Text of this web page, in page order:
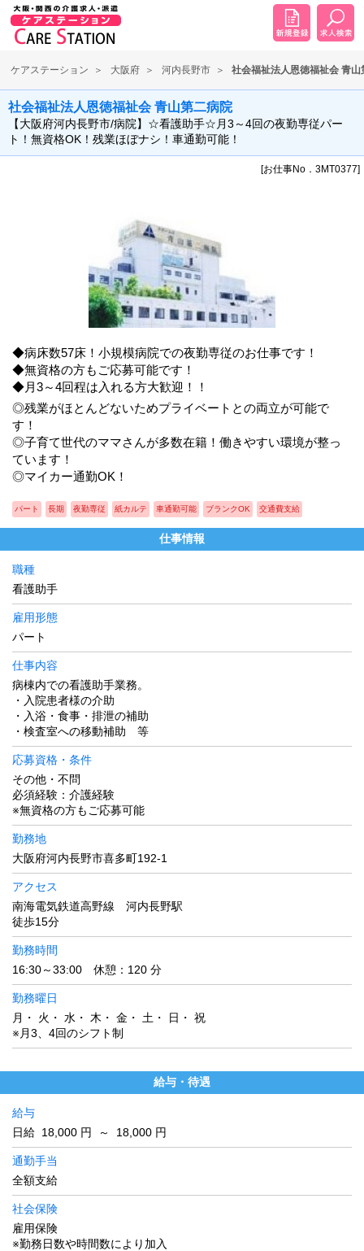
ケアステーション 大阪府 河内長野市 社会福祉法人恩徳福祉会 青山
社会福祉法人恩徳福祉会 青山第二病院
【大阪府河内長野市/病院】☆看護助手☆月3～4回の夜勤専従パー
ト！無資格OK！残業ほぼナシ！車通勤可能！
[お仕事No．3MT0377]
◆病床数57床！小規模病院での夜勤専従のお仕事です！
◆無資格の方もご応募可能です！
◆月3～4回程は入れる方大歓迎！！
◎残業がほとんどないためプライベートとの両立が可能で
す！
◎子育て世代のママさんが多数在籍！働きやすい環境が整っ
ています！
◎マイカー通勤OK！
パート 長期 夜勤専従 紙カルテ 車通勤可能 ブランクOK 交通費支給
仕事情報
職種
看護助手
雇用形態
パート
仕事内容
病棟内での看護助手業務。
・入院患者様の介助
・入浴・食事・排泄の補助
・検査室への移動補助 等
応募資格・条件
その他・不問
必須経験：介護経験
※無資格の方もご応募可能
勤務地
大阪府河内長野市喜多町192-1
アクセス
南海電気鉄道高野線 河内長野駅
徒歩15分
勤務時間
16:30～33:00 休憩：120 分
勤務曜日
月・ 火・ 水・ 木・ 金・ 土・ 日・ 祝
※月3、4回のシフト制
給与・待遇
給与
日給 18,000 円 ～ 18,000 円
通勤手当
全額支給
社会保険
雇用保険
※勤務日数や時間数により加入